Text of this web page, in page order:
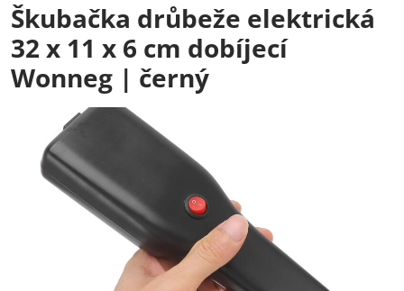
Škubačka drůbeže elektrická
32 x 11 x 6 cm dobíjecí
Wonneg | černý